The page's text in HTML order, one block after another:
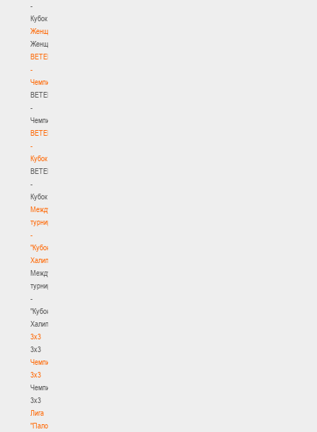
-
Кубок
Женщины
Женщины
BETERA
-
Чемпионат
BETERA
-
Чемпионат
BETERA
-
Кубок
BETERA
-
Кубок
Международный
турнир
-
"Кубок
Халипского"
Международный
турнир
-
"Кубок
Халипского"
3x3
3x3
Чемпионат
3х3
Чемпионат
3х3
Лига
"Палова"